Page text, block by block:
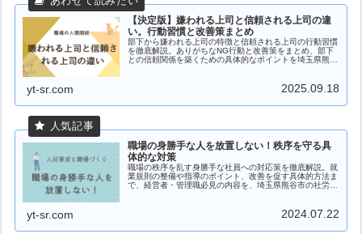
【決定版】嫌われる上司と信頼される上司の違
い。行動習慣と改善策まとめ
部下から嫌われる上司の特徴と信頼される上司の行動習慣
を徹底解説。ありがちなNG行動と改善策をまとめ、部下
との信頼関係を築くための具体的なポイントを埼玉県熊谷
yt-sr.com 2025.09.18
職場の身勝手な人を放置しない！秩序を守る具
体的な対策
職場の秩序を乱す身勝手な社員への対応策を徹底解説。就
業規則の整備や指導のポイント、改善を促す具体的方法ま
で、経営者・管理職必見の内容を、埼玉県熊谷市の社労士
yt-sr.com 2024.07.22